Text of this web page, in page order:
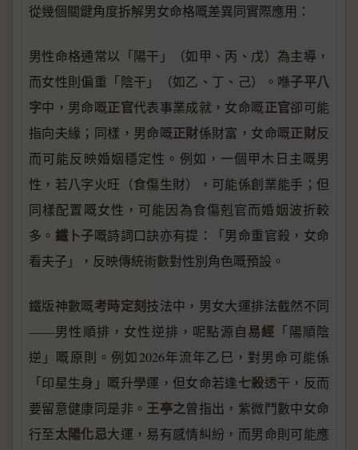
從幾個關鍵角度拆解男女命格嘅差異同實際應用：
男性命格通常以「陽干」（如甲、丙、戊）為主導，
而女性則偏重「陰干」（如乙、丁、己）。喺子平八
字中，男命嘅正官代表事業成就，女命嘅正官卻可能
指向夫緣；同樣，男命嘅正財係財富，女命嘅正財反
而可能反映婚姻穩定性。例如，一個甲木日主嘅男
性，若八字火旺（食傷生財），可能係創業能手；但
同樣配置嘅女性，可能因為食傷剋官而婚姻波折較
多。 鐵卜子嘅詩詞口訣亦有提：「男命重官殺，女命
看夫子」，反映傳統術數對性別角色嘅預設。
鐵版神數嘅考時定刻技法中，男女大運排法截然不同
——男性順排，女性逆排，呢點源自易經 「陽順陰
逆」嘅原則。例如2026年流年乙巳，對男命可能係
「印星生身」嘅升學運，但女命若逢七殺透干，反而
要留意健康同是非。 王亭之曾指出，紫微鬥數中女命
行至太陽化忌大運，易有感情糾紛，而男命則可能應